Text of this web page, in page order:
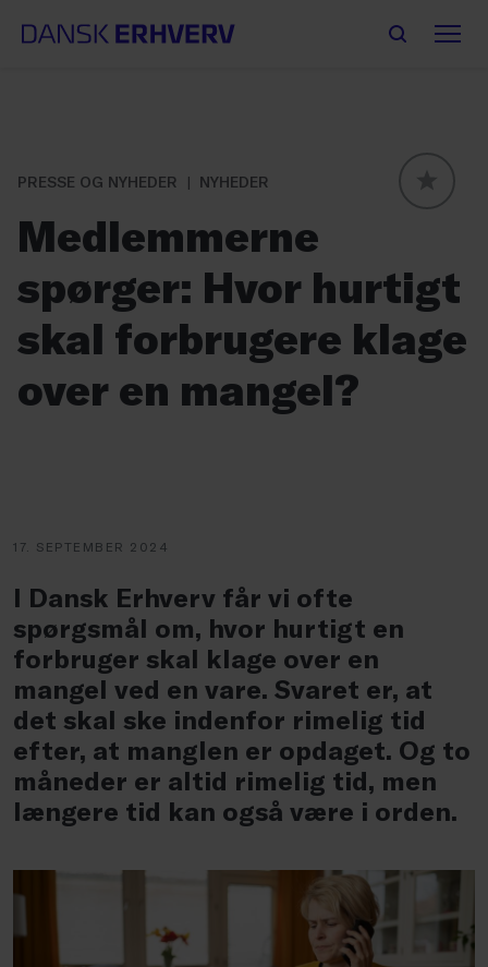
PRESSE OG NYHEDER
NYHEDER
Medlemmerne
spørger: Hvor hurtigt
skal forbrugere klage
over en mangel?
17. SEPTEMBER 2024
I Dansk Erhverv får vi ofte
spørgsmål om, hvor hurtigt en
forbruger skal klage over en
mangel ved en vare. Svaret er, at
det skal ske indenfor rimelig tid
efter, at manglen er opdaget. Og to
måneder er altid rimelig tid, men
længere tid kan også være i orden.